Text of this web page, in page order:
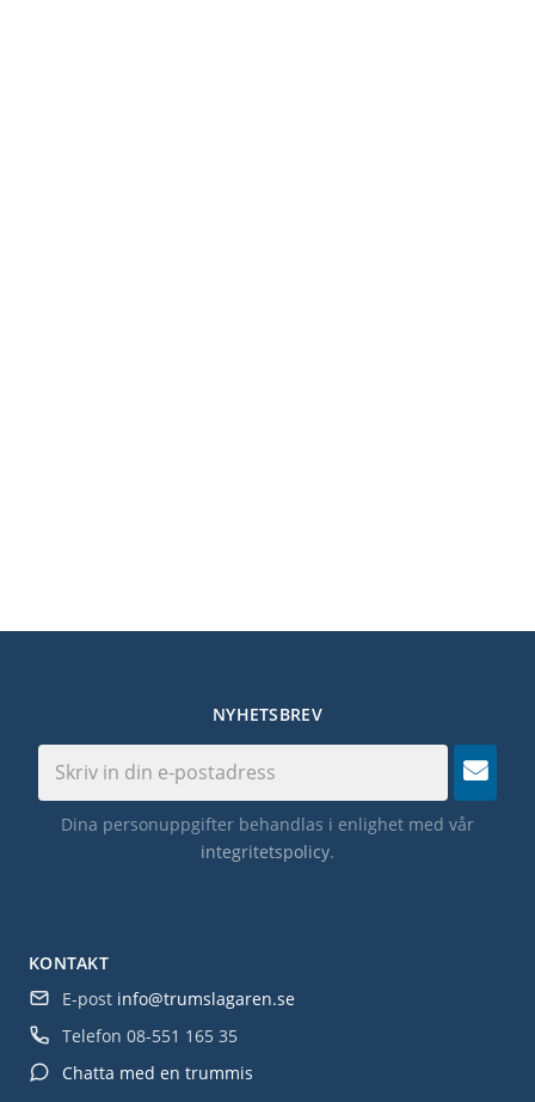
KONTAKT
E-post info@trumslagaren.se
Telefon 08-551 165 35
Chatta med en trummis
NYHETSBREV
Dina personuppgifter behandlas i enlighet med vår
integritetspolicy.